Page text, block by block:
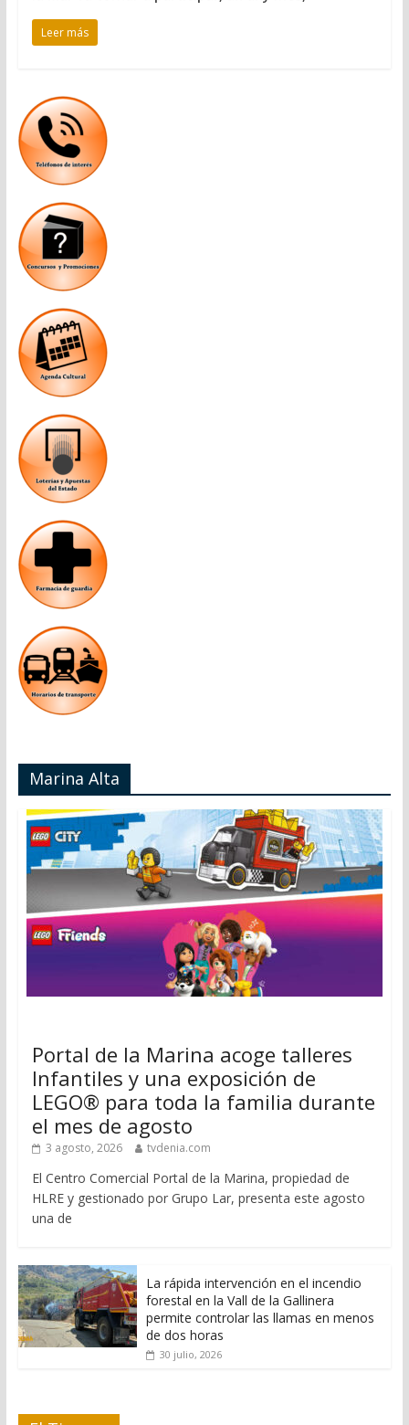
Leer más
Marina Alta
Portal de la Marina acoge talleres
Infantiles y una exposición de
LEGO® para toda la familia durante
el mes de agosto
3 agosto, 2026 tvdenia.com
El Centro Comercial Portal de la Marina, propiedad de
HLRE y gestionado por Grupo Lar, presenta este agosto
una de
La rápida intervención en el incendio
forestal en la Vall de la Gallinera
permite controlar las llamas en menos
de dos horas
30 julio, 2026